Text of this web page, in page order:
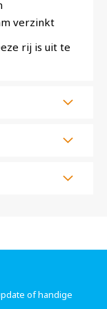
verzinkt
rij is uit te
of handige